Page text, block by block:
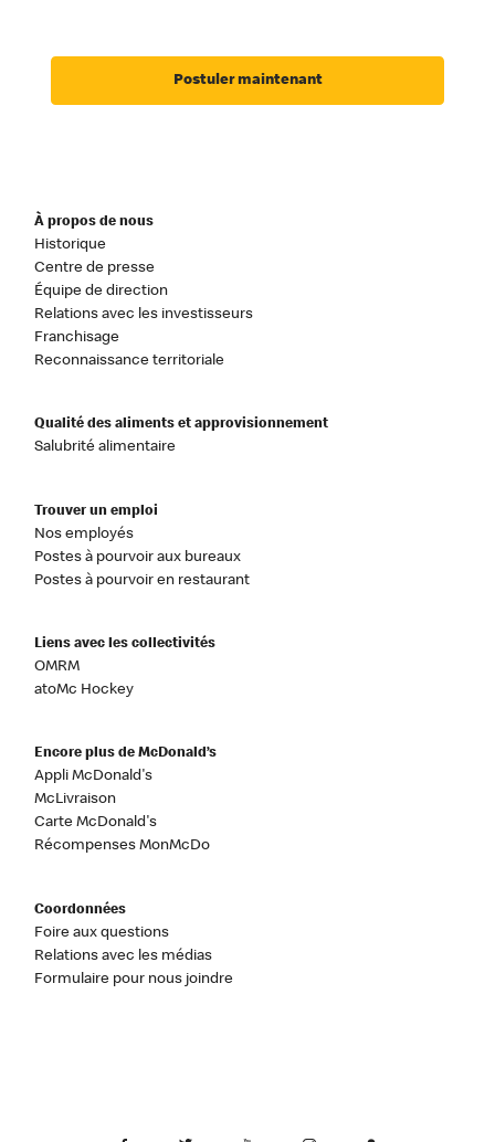
Postuler maintenant
À propos de nous
Historique
Centre de presse
Équipe de direction
Relations avec les investisseurs
Franchisage
Reconnaissance territoriale
Qualité des aliments et approvisionnement
Salubrité alimentaire
Trouver un emploi
Nos employés
Postes à pourvoir aux bureaux
Postes à pourvoir en restaurant
Liens avec les collectivités
OMRM
atoMc Hockey
Encore plus de McDonald’s
Appli McDonald's
McLivraison
Carte McDonald's
Récompenses MonMcDo
Coordonnées
Foire aux questions
Relations avec les médias
Formulaire pour nous joindre